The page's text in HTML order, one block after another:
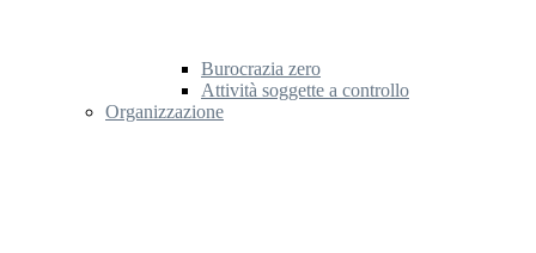
Burocrazia zero
Attività soggette a controllo
Organizzazione